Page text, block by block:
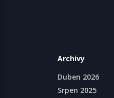
Archivy
Duben 2026
Srpen 2025